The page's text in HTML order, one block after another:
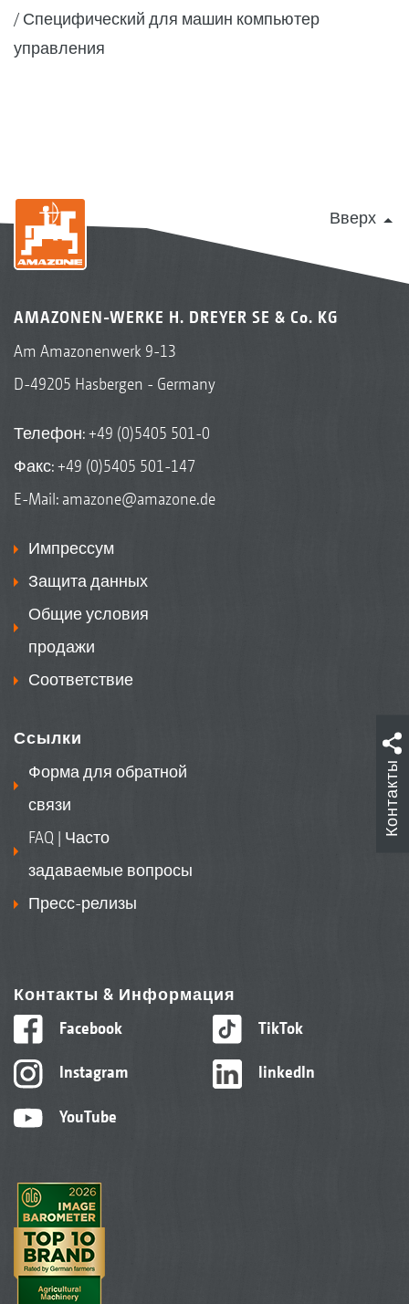
Специфический для машин компьютер
управления
Вверх
AMAZONEN-WERKE H. DREYER SE & Co. KG
Am Amazonenwerk 9-13
D-49205 Hasbergen - Germany
Телефон:+49 (0)5405 501-0
Факс: +49 (0)5405 501-147
E-Mail: amazone@amazone.de
Импрессум
Защита данных
Общие условия
продажи
Соответствие
Ссылки
Форма для обратной
связи
FAQ | Часто
задаваемые вопросы
Пресс-релизы
Контакты & Информация
Facebook
Instagram
YouTube
TikTok
linkedIn
Контакты